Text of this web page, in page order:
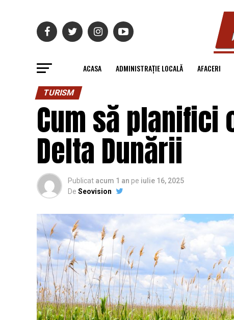
ACASA ADMINISTRAȚIE LOCALĂ AFACERI
TURISM
Cum să planifici
Delta Dunării
Publicat acum 1 an pe iulie 16, 2025
De Seovision